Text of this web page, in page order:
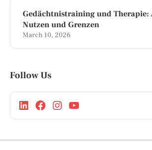
Gedächtnistraining und Therapie:
Nutzen und Grenzen
March 10, 2026
Follow Us